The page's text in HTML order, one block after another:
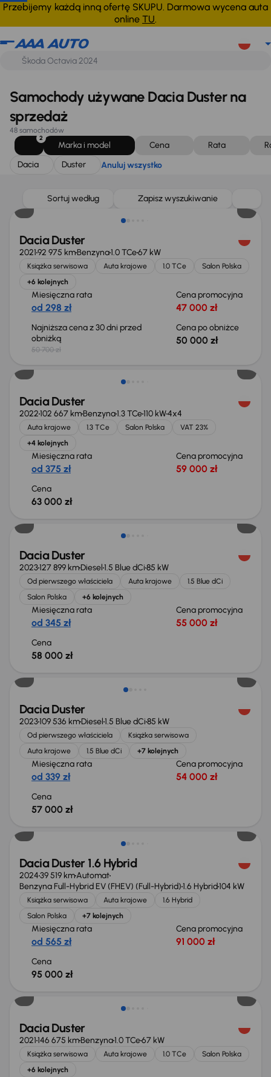
Przebijemy każdą inną ofertę SKUPU. Darmowa wycena auta
online TU.
Dacia Duster Anuluj wszystko
Samochody używane Dacia Duster na
sprzedaż
48 samochodów
2
Marka i model Cena Rata
Dacia
Duster Anuluj wszystko
Sortuj według Zapisz wyszukiwanie
Taniej o 700 zł
Dacia Duster
202192 975 kmBenzyna1.0 TCe67 kW
Książka serwisowa Auta krajowe 1.0 TCe
Salon Polska
+6 kolejnych
Miesięczna rata
od 298 zł
Cena promocyjna
47 000 zł
Najniższa cena z 30 dni przed
obniżką
50 700 zł
Cena po obniżce
50 000 zł
Możliwość odliczenia VAT
Dacia Duster
2022102 667 kmBenzyna1.3 TCe110 kW4x4
Auta krajowe 1.3 TCe Salon Polska
VAT 23%
+4 kolejnych
Miesięczna rata
od 375 zł
Cena promocyjna
59 000 zł
Cena
63 000 zł
Możliwość odliczenia VAT
Dacia Duster
2023127 899 kmDiesel1.5 Blue dCi85 kW
Od pierwszego właściciela Auta krajowe
1.5 Blue dCi
Salon Polska
+6 kolejnych
Miesięczna rata
od 345 zł
Cena promocyjna
55 000 zł
Cena
58 000 zł
Możliwość odliczenia VAT
Dacia Duster
2023109 536 kmDiesel1.5 Blue dCi85 kW
Od pierwszego właściciela
Książka serwisowa
Auta krajowe
1.5 Blue dCi +7 kolejnych
Miesięczna rata
od 339 zł
Cena promocyjna
54 000 zł
Cena
57 000 zł
Od nowego taniej o 63 999 zł
Dacia Duster 1.6 Hybrid
202439 519 kmAutomat
Benzyna Full-Hybrid EV (FHEV) (Full-Hybrid)1.6 Hybrid104 kW
Książka serwisowa Auta krajowe
1.6 Hybrid
Salon Polska
+7 kolejnych
Miesięczna rata
od 565 zł
Cena promocyjna
91 000 zł
Cena
95 000 zł
Taniej o 1 000 zł
Dacia Duster
2021146 675 kmBenzyna1.0 TCe67 kW
Książka serwisowa Auta krajowe 1.0 TCe
Salon Polska
+6 kolejnych